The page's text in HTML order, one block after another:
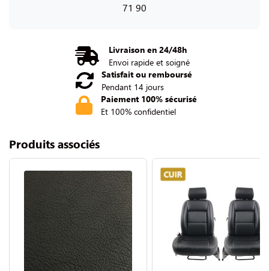
71 90
Livraison en 24/48h
Envoi rapide et soigné
Satisfait ou remboursé
Pendant 14 jours
Paiement 100% sécurisé
Et 100% confidentiel
Produits associés
CUIR